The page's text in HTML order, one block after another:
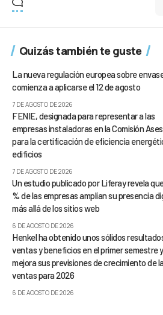
Quizás también te guste
La nueva regulación europea sobre
comienza a aplicarse el 12 de agosto
7 DE AGOSTO DE 2026
FENIE, designada para representar a las
empresas instaladoras en la Comisión
para la certificación de eficiencia
edificios
7 DE AGOSTO DE 2026
Un estudio publicado por Liferay revela
% de las empresas amplían su presencia
más allá de los sitios web
6 DE AGOSTO DE 2026
Henkel ha obtenido unos sólidos
ventas y beneficios en el primer semestre y
mejora sus previsiones de crecimiento de
ventas para 2026
6 DE AGOSTO DE 2026